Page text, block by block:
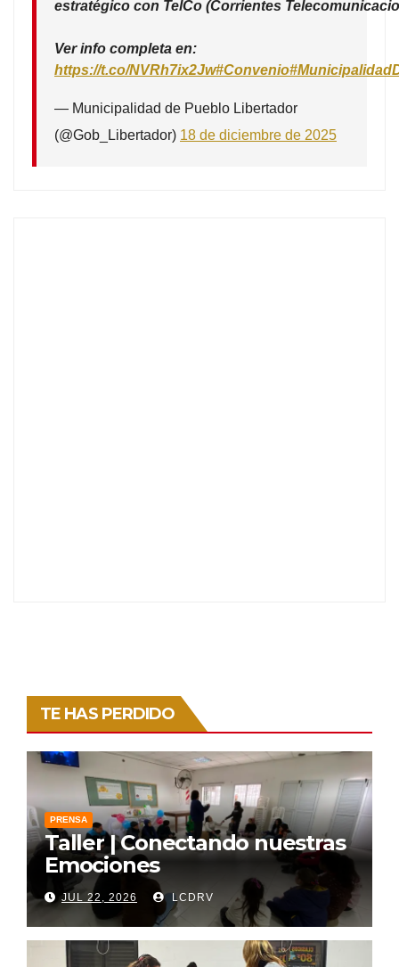
estratégico con TelCo (Corrientes
Ver info completa en:
https://t.co/NVRh7ix2Jw#Convenio
— Municipalidad de Pueblo Libertador
(@Gob_Libertador) 18 de diciembre de 2025
TE HAS PERDIDO
PRENSA
Taller | Conectando nuestras
Emociones
JUL 22, 2026 LCDRV